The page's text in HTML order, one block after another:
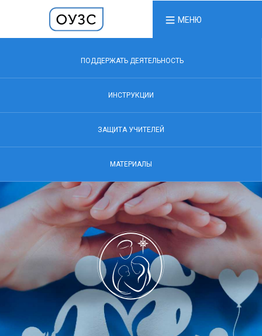
МЕНЮ
ПОДДЕРЖАТЬ ДЕЯТЕЛЬНОСТЬ
ИНСТРУКЦИИ
ЗАЩИТА УЧИТЕЛЕЙ
МАТЕРИАЛЫ